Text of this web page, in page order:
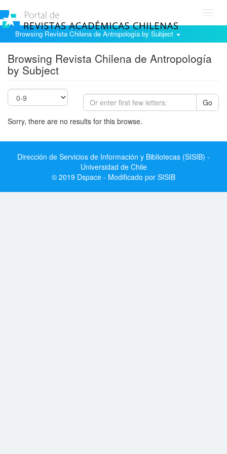
Browsing Revista Chilena de Antropología by Subject
Browsing Revista Chilena de Antropología
by Subject
Go
Sorry, there are no results for this browse.
Dirección de Servicios de Información y Bibliotecas (SISIB) -
Universidad de Chile
© 2019 Dspace - Modificado por SISIB